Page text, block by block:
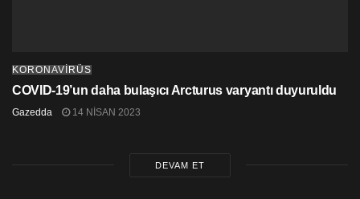
KORONAVİRÜS
COVID-19’un daha bulaşıcı Arcturus varyantı duyuruldu
Gazedda 14 NISAN 2023
DEVAM ET